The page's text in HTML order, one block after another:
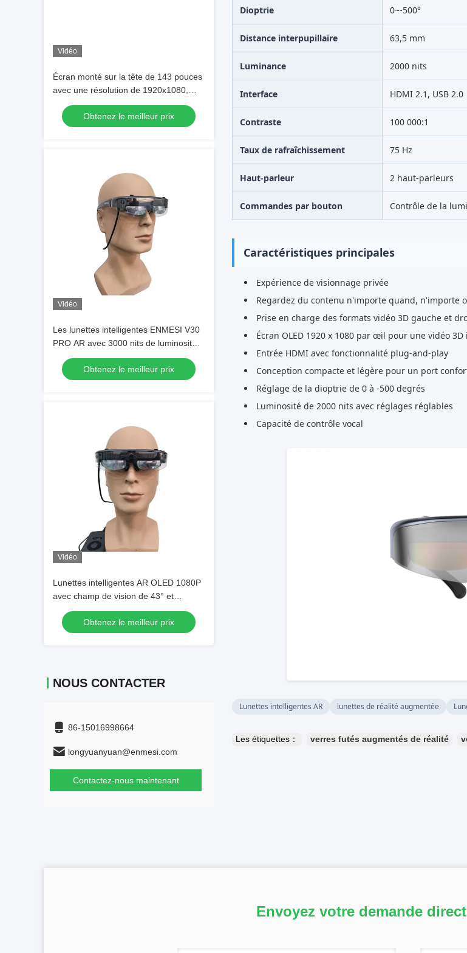
Vidéo
Écran monté sur la tête de 143 pouces
avec une résolution de 1920x1080,
une luminosité de 2000 nits et un
champ de vision de 41° pour des
lunettes AR
Obtenez le meilleur prix
Vidéo
Les lunettes intelligentes ENMESI V30
PRO AR avec 3000 nits de luminosité
1920 * 1080 Résolution et caméra 13
MP
Obtenez le meilleur prix
Vidéo
Lunettes intelligentes AR OLED 1080P
avec champ de vision de 43° et
luminosité de 3000 nits pour une
expérience de réalité augmentée
immersive
Obtenez le meilleur prix
NOUS CONTACTER
86-15016998664
longyuanyuan@enmesi.com
Contactez-nous maintenant
Dioptrie 0~-500°
Distance interpupillaire 63,5 mm
Luminance 2000 nits
Interface HDMI 2.1, USB 2.0
Contraste 100 000:1
Taux de rafraîchissement 75 Hz
Haut-parleur 2 haut-parleurs
Commandes par bouton Contrôle de la
Caractéristiques principales
Expérience de visionnage privée
Regardez du contenu n'importe quand, n'importe
Prise en charge des formats vidéo 3D gauche et
Écran OLED 1920 x 1080 par œil pour une vidéo
Entrée HDMI avec fonctionnalité plug-and-play
Conception compacte et légère pour un port
Réglage de la dioptrie de 0 à -500 degrés
Luminosité de 2000 nits avec réglages réglables
Capacité de contrôle vocal
Lunettes intelligentes AR lunettes de réalité augmentée
Les étiquettes： verres futés augmentés de réalité
Envoyez votre demande